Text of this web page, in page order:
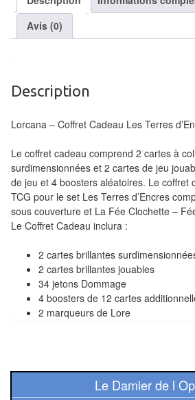
anglais
Livres
Jeux
de
société
de
cartes
à
Collectionner
Avis (0)
Description
Lorcana – Coffret Cadeau Les Terres
Le coffret cadeau comprend 2 cartes à
surdimensionnées et 2 cartes de jeu
de jeu et 4 boosters aléatoires. Le coffret
TCG pour le set Les Terres d’Encres
sous couverture et La Fée Clochette –
Le Coffret Cadeau inclura :
2 cartes brillantes
2 cartes brillantes jouables
34 jetons Dommage
4 boosters de 12 cartes
2 marqueurs de Lore
Le Damier de l